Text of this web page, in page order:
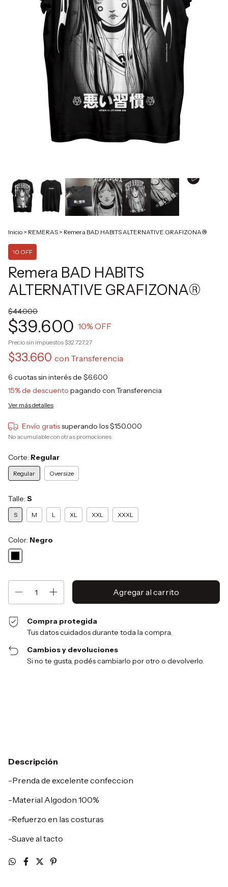
Inicio > REMERAS > Remera BAD HABITS ALTERNATIVE GRAFIZONA®
10 OFF
Remera BAD HABITS
ALTERNATIVE GRAFIZONA®
$44.000
$39.600 10% OFF
Precio sin impuestos$32.727,27
$33.660 con Transferencia
6 cuotas sin interés de $6.600
15% de descuento pagando con Transferencia
Ver más detalles
Envío gratissuperando los$150.000
No acumulable con otras promociones
Corte: Regular
Regular Oversize
Talle: S
S M L XL XXL XXXL
Color: Negro
Compra protegida
Tus datos cuidados durante toda la compra.
Cambios y devoluciones
Si no te gusta, podés cambiarlo por otro o devolverlo.
Descripción
-Prenda de excelente confeccion
-Material Algodon 100%
-Refuerzo en las costuras
-Suave al tacto